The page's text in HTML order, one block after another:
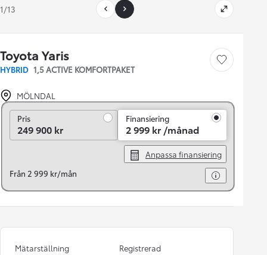
1/13
Toyota Yaris
HYBRID 1,5 ACTIVE KOMFORTPAKET
Save car
MÖLNDAL
Pris
249 900 kr
Finansiering
2 999 kr /månad
Anpassa finansiering
Från 2 999 kr/mån
Mätarställning
Registrerad